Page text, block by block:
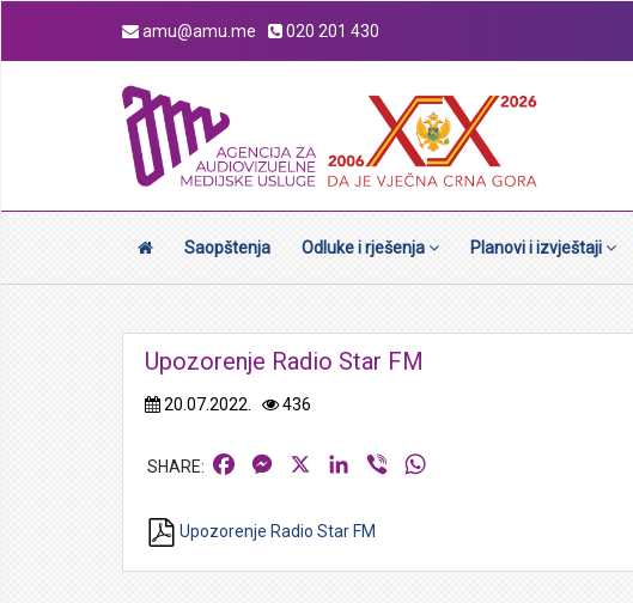
amu@amu.me 020 201 430
Saopštenja Odluke i rješenja Planovi i izvještaji
Upozorenje Radio Star FM
20.07.2022. 436
FacebookMessengerLinkedIn
Viber
Upozorenje Radio Star FM